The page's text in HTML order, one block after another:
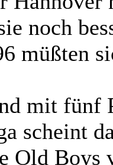
noch
müßten
mit fünf
scheint
Old Boys